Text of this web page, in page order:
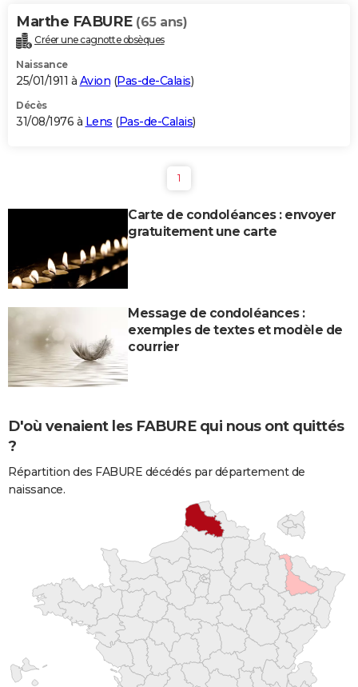
Marthe FABURE (65 ans)
Créer une cagnotte obsèques
Naissance
25/01/1911 à Avion (Pas-de-Calais)
Décès
31/08/1976 à Lens (Pas-de-Calais)
1
Carte de condoléances : envoyer
gratuitement une carte
Message de condoléances :
exemples de textes et modèle de
courrier
D'où venaient les FABURE qui nous ont quittés
?
Répartition des FABURE décédés par département de
naissance.